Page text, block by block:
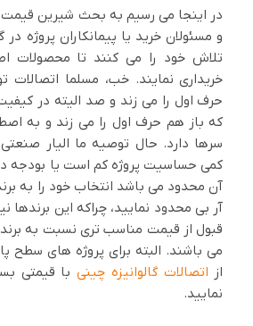
در اینجا می رسیم به بحث شیرین قیمت
و مسئولان خرید یا پیمانکاران پروژه
تلاش خود را می کنند تا محصولات
خریداری نمایند. خب، مسلما اتصالات
حرف اول را می زند و صد الیته در
که باز هم حرف اول را می زند و به
سرها دارد. حال توصیه ما الیار
کمی حساسیت پروژه کم است یا بودجه
آن محدود می باشد انتخاب خود را به
آر بی محدود نمایید، چراکه این برندها
قبول از قیمت مناسب تری نسبت به برند
می باشند. البته برای پروژه های سطح
از اتصالات گالوانیزه چینیبا قیمتی
نمایید.